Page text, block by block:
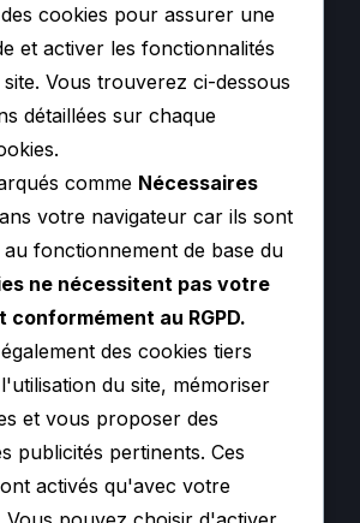
Et
cookies pour assurer une
et activer les fonctionnalités
Vous trouverez ci-dessous
détaillées sur chaque
comme Nécessaires
votre navigateur car ils sont
au fonctionnement de base du
ne nécessitent pas votre
au RGPD.
des cookies tiers
du site, mémoriser
et vous proposer des
publicités pertinents. Ces
activés qu'avec votre